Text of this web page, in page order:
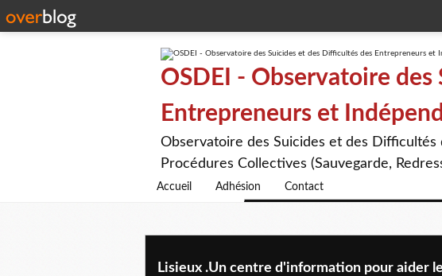
OSDEI - Observatoire
Entrepreneurs et
Observatoire des Suicides et des
Procédures Collectives (Sauvegarde,
Accueil Adhésion Contact
Lisieux .Un centre d'information pour aider